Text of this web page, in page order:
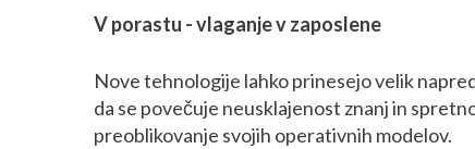
V porastu - vlaganje v zaposlene
Nove tehnologije lahko prinesejo velik
da se povečuje neusklajenost znanj in
preoblikovanje svojih operativnih modelov.